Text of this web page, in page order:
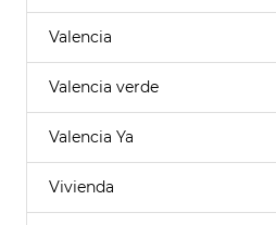
Valencia
Valencia verde
Valencia Ya
Vivienda